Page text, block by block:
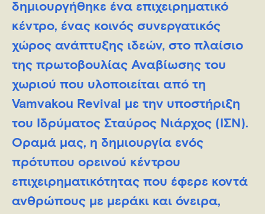
δημιουργήθηκε ένα επιχειρηματικό
κέντρο, ένας κοινός συνεργατικός
χώρος ανάπτυξης ιδεών, στο πλαίσιο
της πρωτοβουλίας Αναβίωσης του
χωριού που υλοποιείται από τη
Vamvakou Revival με την υποστήριξη
του Ιδρύματος Σταύρος Νιάρχος (ΙΣΝ).
Όραμά μας, η δημιουργία ενός
πρότυπου ορεινού κέντρου
επιχειρηματικότητας που έφερε κοντά
ανθρώπους με μεράκι και όνειρα,